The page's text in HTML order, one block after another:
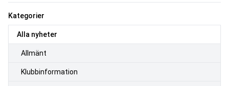
Kategorier
Alla nyheter
Allmänt
Klubbinformation